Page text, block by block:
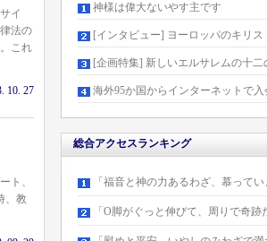
イ
法の
これ
10. 27
ト、
、教
神様は偉大ないやす主です
[インタビュー] ヨーロッパのキリス
[企画特集] 新しいエルサレムの十二
海外95か国からインターネットで入
総合アクセスランキング
「福音と神の力あるわざ、慕ってい
「O脚がぐっと伸びて、周りで奇跡